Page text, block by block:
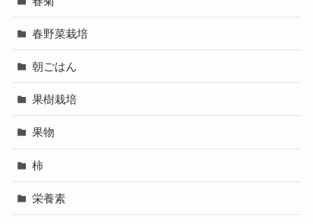
春野菜栽培
朝ごはん
果樹栽培
果物
柿
栄養素